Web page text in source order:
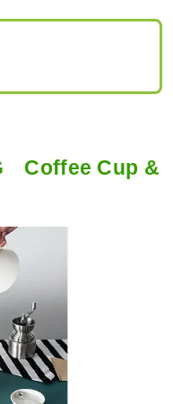
Coffee Cup &